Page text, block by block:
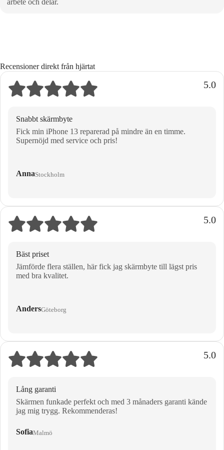
Recensioner direkt från hjärtat
5.0
Snabbt skärmbyte
Fick min iPhone 13 reparerad på mindre än en timme.
Supernöjd med service och pris!
AnnaStockholm
5.0
Bäst priset
Jämförde flera ställen, här fick jag skärmbyte till lägst pris
med bra kvalitet.
AndersGöteborg
5.0
Lång garanti
Skärmen funkade perfekt och med 3 månaders garanti kände
jag mig trygg. Rekommenderas!
SofiaMalmö